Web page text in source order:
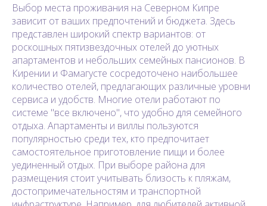
Выбор места проживания на Северном Кипре
зависит от ваших предпочтений и бюджета. Здесь
представлен широкий спектр вариантов: от
роскошных пятизвездочных отелей до уютных
апартаментов и небольших семейных пансионов. В
Кирении и Фамагусте сосредоточено наибольшее
количество отелей, предлагающих различные уровни
сервиса и удобств. Многие отели работают по
системе "все включено", что удобно для семейного
отдыха. Апартаменты и виллы пользуются
популярностью среди тех, кто предпочитает
самостоятельное приготовление пищи и более
уединенный отдых. При выборе района для
размещения стоит учитывать близость к пляжам,
достопримечательностям и транспортной